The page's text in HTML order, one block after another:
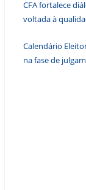
CFA fortalece
voltada à
Calendário
na fase de